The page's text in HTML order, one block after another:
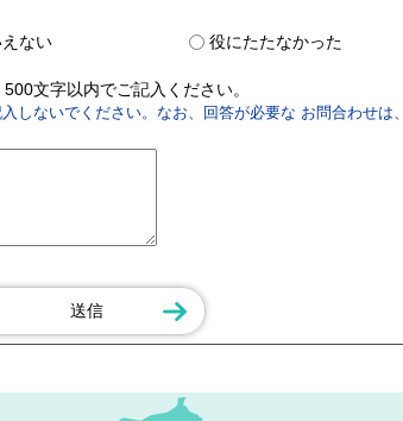
ない 役にたたなかった
文字以内でご記入ください。
しないでください。なお、回答が必要な お問合わせは